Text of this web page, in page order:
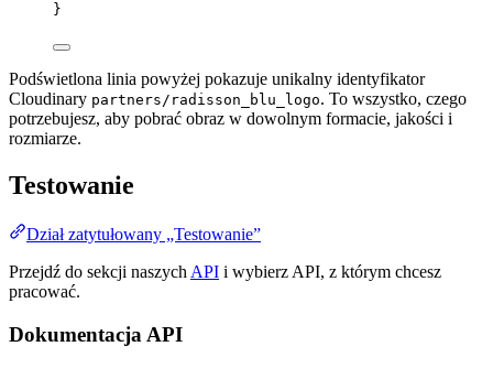
}
Podświetlona linia powyżej pokazuje unikalny identyfikator
Cloudinary partners/radisson_blu_logo. To wszystko, czego
potrzebujesz, aby pobrać obraz w dowolnym formacie, jakości i
rozmiarze.
Testowanie
Dział zatytułowany „Testowanie”
Przejdź do sekcji naszych API i wybierz API, z którym chcesz
pracować.
Dokumentacja API